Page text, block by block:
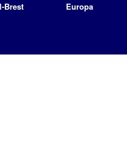
Brest Europa